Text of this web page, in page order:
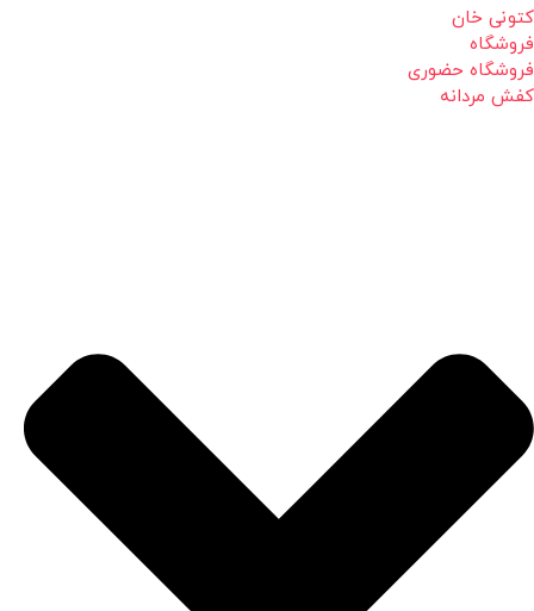
کتونی خان
فروشگاه
فروشگاه حضوری
کفش مردانه